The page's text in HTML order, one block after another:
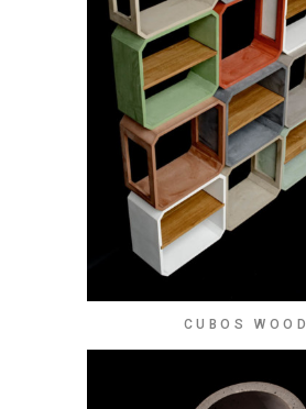
CUBOS WOOD